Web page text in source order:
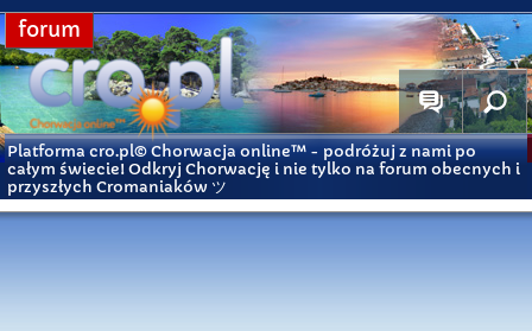
forum
Platforma cro.pl© Chorwacja online™ - podróżuj z nami po
całym świecie! Odkryj Chorwację i nie tylko na forum obecnych i
przyszłych Cromaniaków ツ